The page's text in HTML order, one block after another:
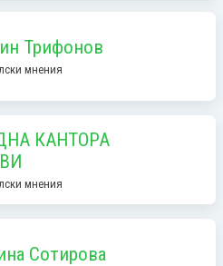
Трифонов
мнения
КАНТОРА
мнения
Сотирова